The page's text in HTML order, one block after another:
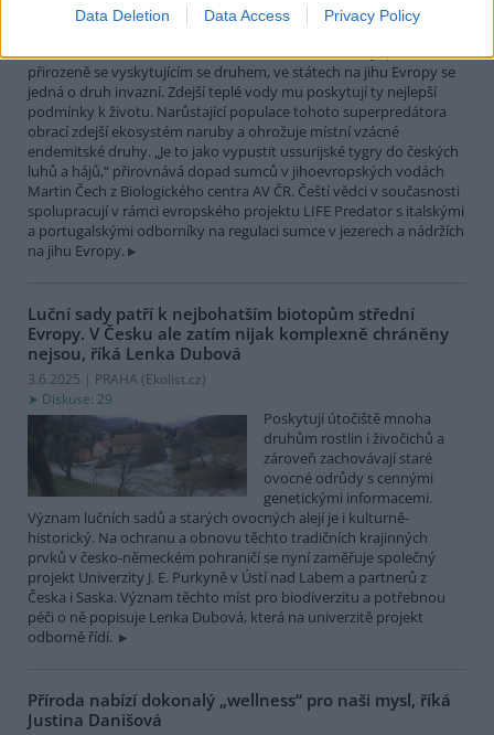
Data Deletion Data Access Privacy Policy
rybou Evropy. Vrcholový
v našich vodách je původním
přirozeně se vyskytujícím se druhem, ve státech na jihu Evropy se
jedná o druh invazní. Zdejší teplé vody mu poskytují ty nejlepší
podmínky k životu. Narůstající populace tohoto superpredátora
obrací zdejší ekosystém naruby a ohrožuje místní vzácné
endemitské druhy. „Je to jako vypustit ussurijské tygry do českých
luhů a hájů,“ přirovnává dopad sumců v jihoevropských vodách
Martin Čech z Biologického centra AV ČR. Čeští vědci v současnosti
spolupracují v rámci evropského projektu LIFE Predator s italskými
a portugalskými odborníky na regulaci sumce v jezerech a nádržích
na jihu Evropy.
Luční sady patří k nejbohatším biotopům střední
Evropy. V Česku ale zatím nijak komplexně chráněny
nejsou, říká Lenka Dubová
3.6.2025 | PRAHA (Ekolist.cz)
Diskuse: 29
Poskytují útočiště mnoha
druhům rostlin i živočichů a
zároveň zachovávají staré
ovocné odrůdy s cennými
genetickými informacemi.
Význam lučních sadů a starých ovocných alejí je i kulturně-
historický. Na ochranu a obnovu těchto tradičních krajinných
prvků v česko-německém pohraničí se nyní zaměřuje společný
projekt Univerzity J. E. Purkyně v Ústí nad Labem a partnerů z
Česka i Saska. Význam těchto míst pro biodiverzitu a potřebnou
péči o ně popisuje Lenka Dubová, která na univerzitě projekt
odborně řídí.
Příroda nabízí dokonalý „wellness“ pro naši mysl, říká
Justina Danišová